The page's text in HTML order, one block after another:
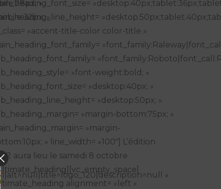
»
»
»accent-title-color color-title »
»font-weight:bold; »
»desktop:40px; »
»desktop:50px; »
»margin-bottom:75px; »
»margin-
» line_width= »100″] L’édition
aura lieu le samedi 8 octobre
alignment= »left »
»